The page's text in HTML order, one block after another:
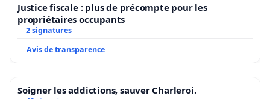
Justice fiscale : plus de précompte pour les
propriétaires occupants
2 signatures
Avis de transparence
Soigner les addictions, sauver Charleroi.